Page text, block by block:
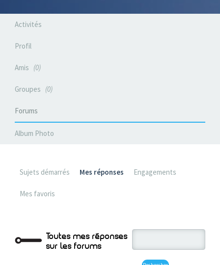
Activités
Profil
Amis 0
Groupes 0
Forums
Album Photo
Sujets démarrés Mes réponses Engagements
Mes favoris
Toutes mes réponses
sur les forums